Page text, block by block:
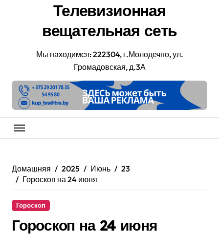
Телевизионная
вещательная сеть
Мы находимся: 222304, г.Молодечно, ул.
Громадовская, д.3А
Домашняя 2025 Июнь
23
Гороскоп на 24 июня
Гороскоп
Гороскоп на 24 июня